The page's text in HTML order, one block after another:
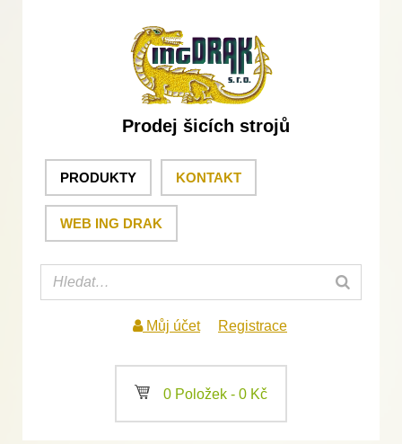
Prodej šicích strojů
PRODUKTY KONTAKT
WEB ING DRAK
Můj účet Registrace
a 0 Položek - 0 Kč